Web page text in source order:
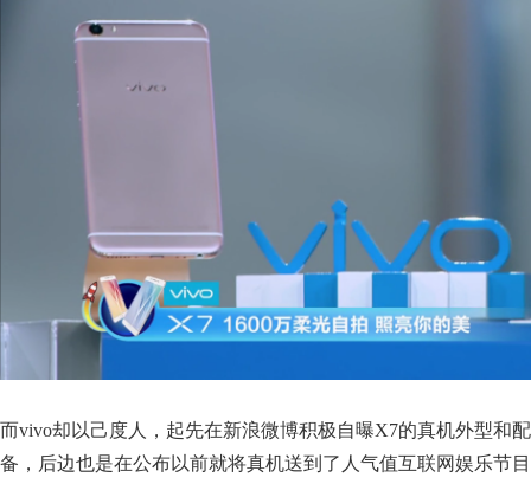
而vivo却以己度人，起先在新浪微博积极自曝X7的真机外型和配
备，后边也是在公布以前就将真机送到了人气值互联网娱乐节目